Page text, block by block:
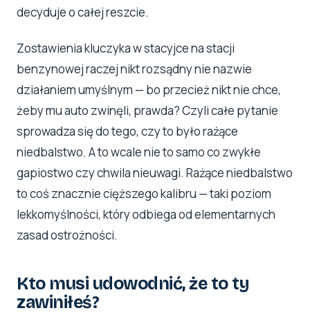
decyduje o całej reszcie.
Zostawienia kluczyka w stacyjce na stacji
benzynowej raczej nikt rozsądny nie nazwie
działaniem umyślnym — bo przecież nikt nie chce,
żeby mu auto zwinęli, prawda? Czyli całe pytanie
sprowadza się do tego, czy to było rażące
niedbalstwo. A to wcale nie to samo co zwykłe
gapiostwo czy chwila nieuwagi. Rażące niedbalstwo
to coś znacznie cięższego kalibru — taki poziom
lekkomyślności, który odbiega od elementarnych
zasad ostrożności.
Kto musi udowodnić, że to ty
zawiniłeś?